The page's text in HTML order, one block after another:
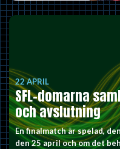
22 APRIL
SFL-domarna
och avslutning
En finalmatch är spelad,
den 25 april och om det